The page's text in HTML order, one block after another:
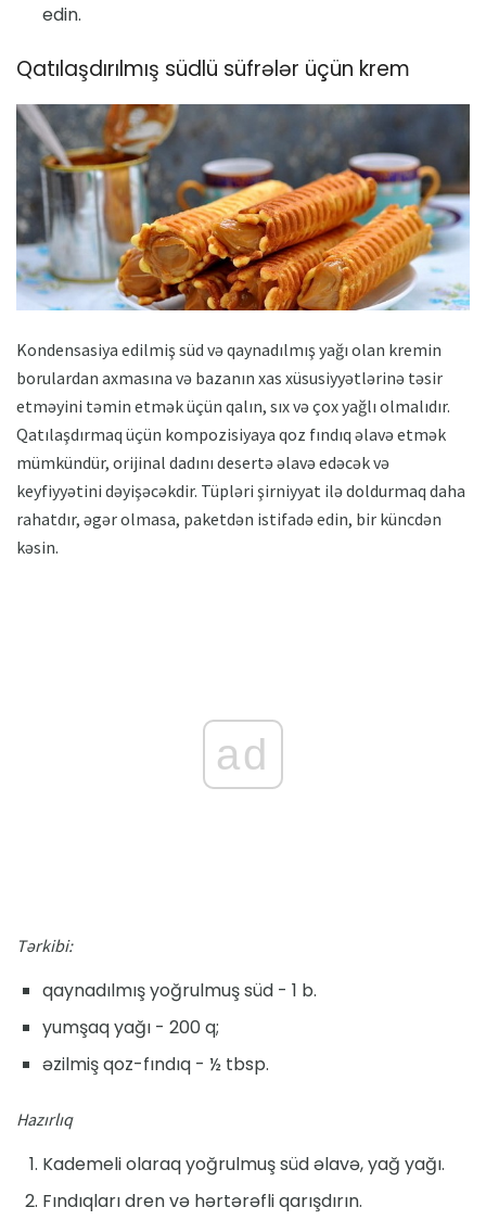
edin.
Qatılaşdırılmış südlü süfrələr üçün krem
Kondensasiya edilmiş süd və qaynadılmış yağı olan kremin
borulardan axmasına və bazanın xas xüsusiyyətlərinə təsir
etməyini təmin etmək üçün qalın, sıx və çox yağlı olmalıdır.
Qatılaşdırmaq üçün kompozisiyaya qoz fındıq əlavə etmək
mümkündür, orijinal dadını desertə əlavə edəcək və
keyfiyyətini dəyişəcəkdir. Tüpləri şirniyyat ilə doldurmaq daha
rahatdır, əgər olmasa, paketdən istifadə edin, bir küncdən
kəsin.
ad
Tərkibi:
qaynadılmış yoğrulmuş süd - 1 b.
yumşaq yağı - 200 q;
əzilmiş qoz-fındıq - ½ tbsp.
Hazırlıq
Kademeli olaraq yoğrulmuş süd əlavə, yağ yağı.
Fındıqları dren və hərtərəfli qarışdırın.